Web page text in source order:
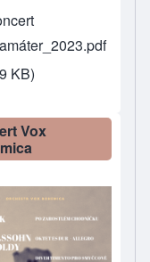
KB)
Vox